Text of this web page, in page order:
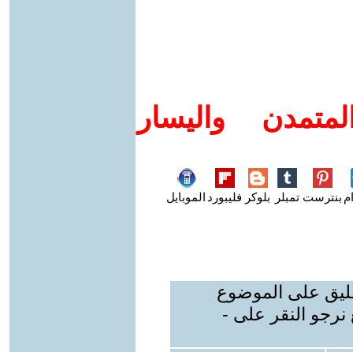
واليسار
بنترست تمبلر بلوكر فليبورد الموبايل
على الموضوع
نرجو النقر على -